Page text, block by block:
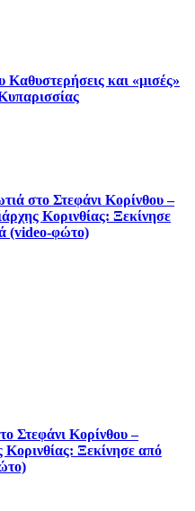
και «μισές»
στο Στεφάνι Κορίνθου –
Κορινθίας: Ξεκίνησε
(video-φώτο)
Στεφάνι Κορίνθου –
Ξεκίνησε από